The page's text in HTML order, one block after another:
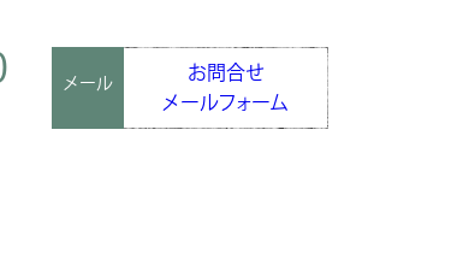
メール
お問合せ
メールフォーム